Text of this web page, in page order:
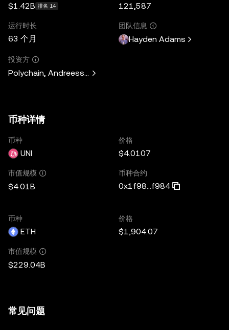
$1.42B 排名 14 121,587
运行时长
63 个月
团队信息
Hayden Adams
投资方
Polychain, Andreessen Horowitz, Paradigm, Variant Fund,
币种详情
币种
UNI
价格
$4.0107
市值规模
$4.01B
币种合约
0x1f98...f984
币种
ETH
价格
$1,904.07
市值规模
$229.04B
常见问题